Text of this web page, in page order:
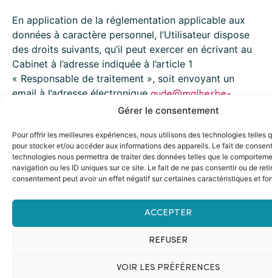
Gérer le consentement
Pour offrir les meilleures expériences, nous utilisons des technologies telles
pour stocker et/ou accéder aux informations des appareils. Le fait de
technologies nous permettra de traiter des données telles que le
navigation ou les ID uniques sur ce site. Le fait de ne pas consentir ou de
consentement peut avoir un effet négatif sur certaines caractéristiques et
ACCEPTER
REFUSER
VOIR LES PRÉFÉRENCES
En application de la réglementation applicable aux
données à caractère personnel, l’Utilisateur dispose
des droits suivants, qu’il peut exercer en écrivant au
Cabinet à l’adresse indiquée à l’article 1
« Responsable de traitement », soit envoyant un
email à l’adresse électronique aude@malherbe-
Droit d’accèsaux informations le concernant
(article 15 du RGPD),
Droit de mise à jour ou rectification
informations qui le concernent (article 16 du
RGPD), lorsque celles-ci sont inexactes ou
incomplètes,
des informations qui le
concernent (article 17 du RGPD), lorsque celles-
ci ne sont plus nécessaires au regard de la